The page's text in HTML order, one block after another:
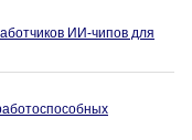
ИИ-чипов для